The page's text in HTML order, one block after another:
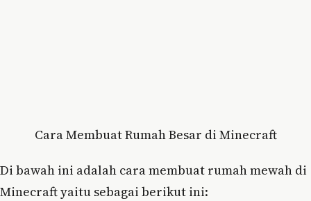
Cara Membuat Rumah Besar di Minecraft
Di bawah ini adalah cara membuat rumah mewah di
Minecraft yaitu sebagai berikut ini: